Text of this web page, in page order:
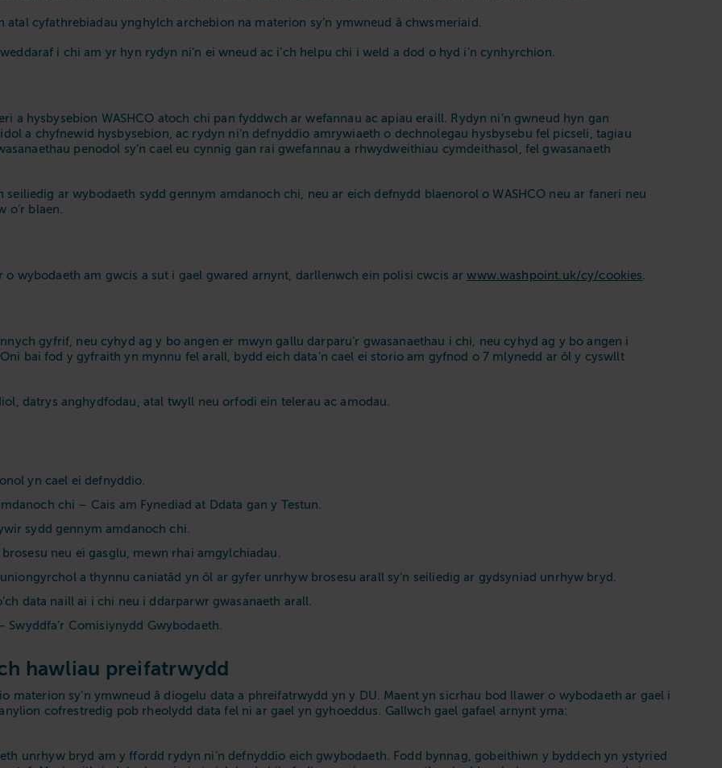
cyfathrebiadau ynghylch archebion na materion sy’n ymwneud â chwsmeriaid.
i chi am yr hyn rydyn ni’n ei wneud ac i’ch helpu chi i weld a dod o hyd i’n cynhyrchion.
a hysbysebion WASHCO atoch chi pan fyddwch ar wefannau ac apiau eraill. Rydyn ni’n gwneud hyn gan
a chyfnewid hysbysebion, ac rydyn ni’n defnyddio amrywiaeth o dechnolegau hysbysebu fel picseli, tagiau
penodol sy’n cael eu cynnig gan rai gwefannau a rhwydweithiau cymdeithasol, fel gwasanaeth
seiliedig ar wybodaeth sydd gennym amdanoch chi, neu ar eich defnydd blaenorol o WASHCO neu ar faneri neu
o’r blaen.
o wybodaeth am gwcis a sut i gael gwared arnynt, darllenwch ein polisi cwcis arwww.washpoint.uk/cy/cookies
gyfrif, neu cyhyd ag y bo angen er mwyn gallu darparu’r gwasanaethau i chi, neu cyhyd ag y bo angen i
bai fod y gyfraith yn mynnu fel arall, bydd eich data’n cael ei storio am gyfnod o 7 mlynedd ar ôl y cyswllt
datrys anghydfodau, atal twyll neu orfodi ein telerau ac amodau.
yn cael ei defnyddio.
chi – Cais am Fynediad at Ddata gan y Testun.
sydd gennym amdanoch chi.
neu ei gasglu, mewn rhai amgylchiadau.
a thynnu caniatâd yn ôl ar gyfer unrhyw brosesu arall sy’n seiliedig ar gydsyniad unrhyw bryd.
data naill ai i chi neu i ddarparwr gwasanaeth arall.
Comisiynydd Gwybodaeth.
hawliau preifatrwydd
materion sy’n ymwneud â diogelu data a phreifatrwydd yn y DU. Maent yn sicrhau bod llawer o wybodaeth ar gael i
cofrestredig pob rheolydd data fel ni ar gael yn gyhoeddus. Gallwch gael gafael arnynt yma:
unrhyw bryd am y ffordd rydyn ni’n defnyddio eich gwybodaeth. Fodd bynnag, gobeithiwn y byddech yn ystyried